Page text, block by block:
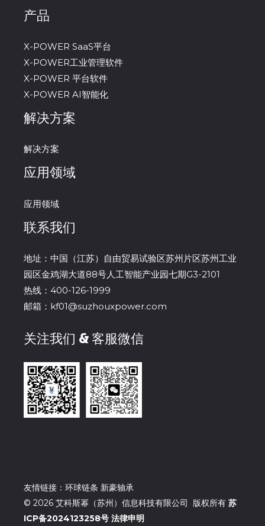
产品
X-POWER SaaS平台
X-POWER工业管理软件
X-POWER 平台软件
X-POWER AI智能化
解决方案
解决方案
应用领域
应用领域
联系我们
地址：中国（江苏）自由贸易试验区苏州片区苏州工业
园区金鸡湖大道88号人工智能产业园七期G3-2101
热线：400-126-1999
邮箱：kf01@suzhouxpower.com
关注我们 & 客服微信
友情链接： 环球链条 新豪轴承
© 2026 艾科斯幂（苏州）信息科技有限公司 版权所有 苏
ICP备2024123258号 法律申明